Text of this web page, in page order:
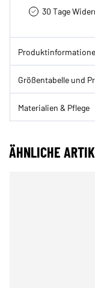
30 Tage
Größentabelle und
Materialien & Pflege
ÄHNLICHE